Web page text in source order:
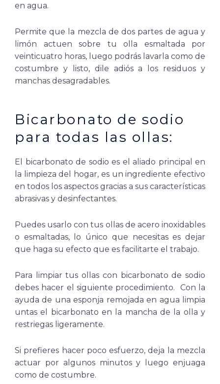
en agua.
Permite que la mezcla de dos partes de agua y
limón actuen sobre tu olla esmaltada por
veinticuatro horas, luego podrás lavarla como de
costumbre y listo, dile adiós a los residuos y
manchas desagradables.
Bicarbonato de sodio
para todas las ollas:
El bicarbonato de sodio es el aliado principal en
la limpieza del hogar, es un ingrediente efectivo
en todos los aspectos gracias a sus características
abrasivas y desinfectantes.
Puedes usarlo con tus ollas de acero inoxidables
o esmaltadas, lo único que necesitas es dejar
que haga su efecto que es facilitarte el trabajo.
Para limpiar tus ollas con bicarbonato de sodio
debes hacer el siguiente procedimiento. Con la
ayuda de una esponja remojada en agua limpia
untas el bicarbonato en la mancha de la olla y
restriegas ligeramente.
Si prefieres hacer poco esfuerzo, deja la mezcla
actuar por algunos minutos y luego enjuaga
como de costumbre.